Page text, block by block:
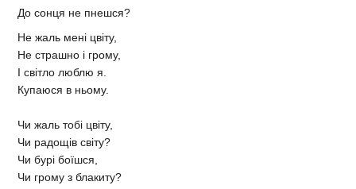
До сонця не пнешся?
Не жаль мені цвіту,
Не страшно і грому,
І світло люблю я.
Купаюся в ньому.
Чи жаль тобі цвіту,
Чи радощів світу?
Чи бурі боїшся,
Чи грому з блакиту?